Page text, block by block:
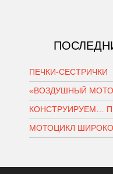
ПЕЧКИ-СЕСТРИЧКИ
«ВОЗДУШНЫЙ
КОНСТРУИРУЕМ…
МОТОЦИКЛ